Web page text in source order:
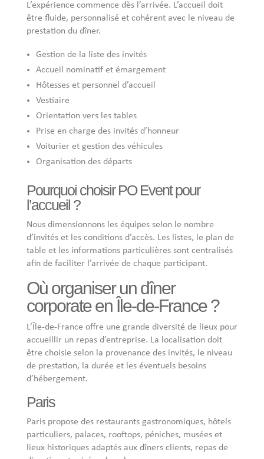
L’expérience commence dès l’arrivée. L’accueil doit
être fluide, personnalisé et cohérent avec le niveau de
prestation du dîner.
Gestion de la liste des invités
Accueil nominatif et émargement
Hôtesses et personnel d’accueil
Vestiaire
Orientation vers les tables
Prise en charge des invités d’honneur
Voiturier et gestion des véhicules
Organisation des départs
Pourquoi choisir PO Event pour
l’accueil ?
Nous dimensionnons les équipes selon le nombre
d’invités et les conditions d’accès. Les listes, le plan de
table et les informations particulières sont centralisés
afin de faciliter l’arrivée de chaque participant.
Où organiser un dîner
corporate en Île-de-France ?
L’Île-de-France offre une grande diversité de lieux pour
accueillir un repas d’entreprise. La localisation doit
être choisie selon la provenance des invités, le niveau
de prestation, la durée et les éventuels besoins
d’hébergement.
Paris
Paris propose des restaurants gastronomiques, hôtels
particuliers, palaces, rooftops, péniches, musées et
lieux historiques adaptés aux dîners clients, repas de